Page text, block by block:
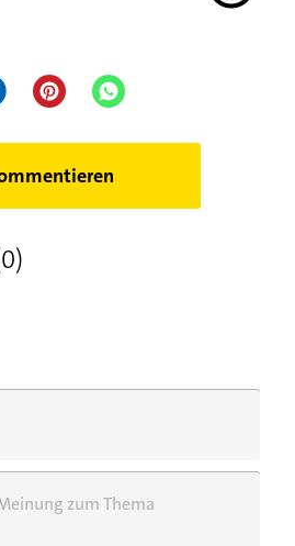
zum Thema